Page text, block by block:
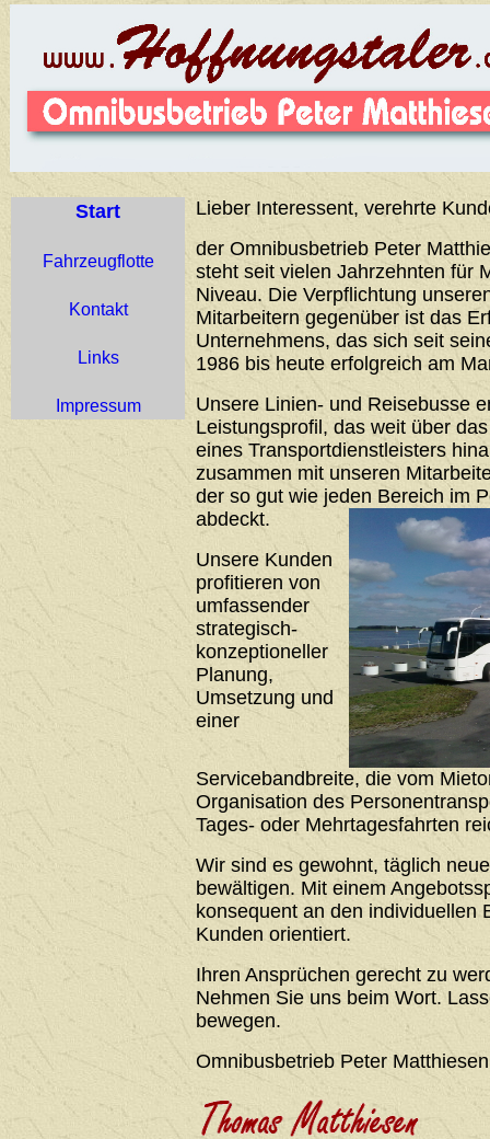
Start
Fahrzeugflotte
Kontakt
Links
Impressum
Lieber Interessent, verehrte
der Omnibusbetrieb Peter
steht seit vielen Jahrzehnten für
Niveau. Die Verpflichtung
Mitarbeitern gegenüber ist das
Unternehmens, das sich seit
1986 bis heute erfolgreich am
Unsere Linien- und Reisebusse
Leistungsprofil, das weit über
eines Transportdienstleisters
zusammen mit unseren
der so gut wie jeden Bereich im
abdeckt.
Unsere Kunden
profitieren von
umfassender
strategisch-
konzeptioneller
Planung,
Umsetzung und
einer
Servicebandbreite, die vom
Organisation des
Tages- oder Mehrtagesfahrten
Wir sind es gewohnt, täglich
bewältigen. Mit einem
konsequent an den individuellen
Kunden orientiert.
Ihren Ansprüchen gerecht zu
Nehmen Sie uns beim Wort.
bewegen.
Omnibusbetrieb Peter Matthiesen